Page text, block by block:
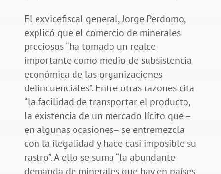
El exvicefiscal general, Jorge Perdomo,
explicó que el comercio de minerales
preciosos “ha tomado un realce
importante como medio de subsistencia
económica de las organizaciones
delincuenciales”. Entre otras razones cita
“la facilidad de transportar el producto,
la existencia de un mercado lícito que –
en algunas ocasiones– se entremezcla
con la ilegalidad y hace casi imposible su
rastro”. A ello se suma “la abundante
demanda de minerales que hay en países